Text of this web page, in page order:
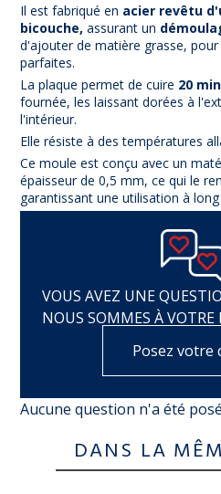
Il est fabriqué en acier revêtu
bicouche, assurant un
d'ajouter de matière grasse,
parfaites.
La plaque permet de cuire 20
fournée, les laissant dorées à
l'intérieur.
Elle résiste à des températures
Ce moule est conçu avec un
épaisseur de 0,5 mm, ce qui le
garantissant une utilisation à
VOUS AVEZ UNE
NOUS SOMMES À VOTRE
Posez votre
Aucune question n'a été
DANS LA